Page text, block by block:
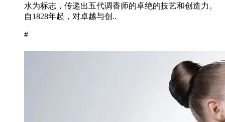
水为标志，传递出五代调香师的卓绝的技艺和创造力。
自1828年起，对卓越与创..
#